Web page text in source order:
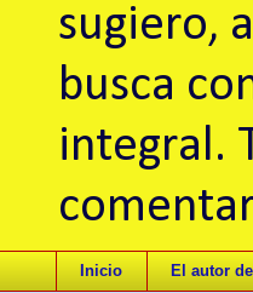
sugiero,
busca
integral.
Inicio El autor